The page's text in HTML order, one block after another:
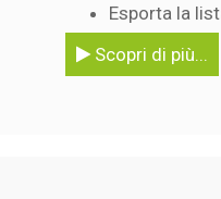
Esporta la
Scopri di più...